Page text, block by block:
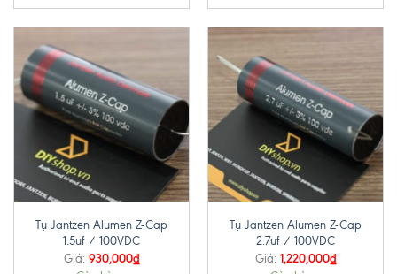
Tụ Jantzen Alumen Z-Cap
1.5uf / 100VDC
Giá: 930,000₫
Tụ Jantzen Alumen Z-Cap
2.7uf / 100VDC
Giá: 1,220,000₫